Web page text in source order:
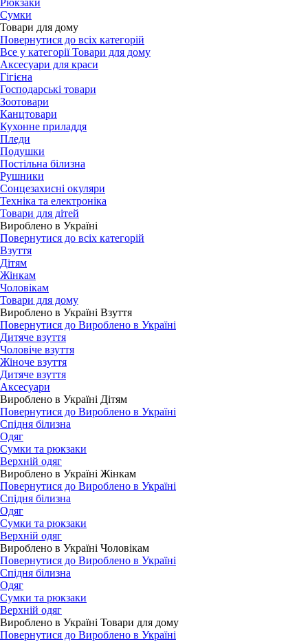
Рюкзаки
Сумки
Товари для дому
Повернутися до всіх категорій
Все у категорії Товари для дому
Аксесуари для краси
Гігієна
Господарські товари
Зоотовари
Канцтовари
Кухонне приладдя
Пледи
Подушки
Постільна білизна
Рушники
Сонцезахисні окуляри
Техніка та електроніка
Товари для дітей
Вироблено в Україні
Повернутися до всіх категорій
Взуття
Дітям
Жінкам
Чоловікам
Товари для дому
Вироблено в Україні Взуття
Повернутися до Вироблено в Україні
Дитяче взуття
Чоловіче взуття
Жіноче взуття
Дитяче взуття
Аксесуари
Вироблено в Україні Дітям
Повернутися до Вироблено в Україні
Спідня білизна
Одяг
Сумки та рюкзаки
Верхній одяг
Вироблено в Україні Жінкам
Повернутися до Вироблено в Україні
Спідня білизна
Одяг
Сумки та рюкзаки
Верхній одяг
Вироблено в Україні Чоловікам
Повернутися до Вироблено в Україні
Спідня білизна
Одяг
Сумки та рюкзаки
Верхній одяг
Вироблено в Україні Товари для дому
Повернутися до Вироблено в Україні